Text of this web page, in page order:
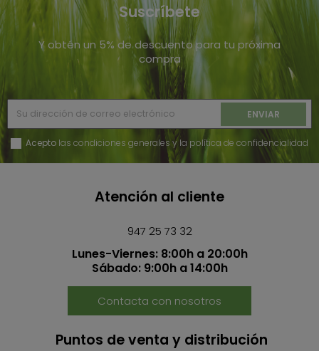
Suscríbete
Y obtén un 5% de descuento para tu próxima
compra
Acepto las condiciones generales y la política de confidencialidad
Atención al cliente
947 25 73 32
Lunes-Viernes: 8:00h a 20:00h
Sábado: 9:00h a 14:00h
Contacta con nosotros
Puntos de venta y distribución